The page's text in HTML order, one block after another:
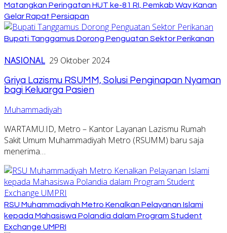
Matangkan Peringatan HUT ke-81 RI, Pemkab Way Kanan
Gelar Rapat Persiapan
Bupati Tanggamus Dorong Penguatan Sektor Perikanan
NASIONAL 29 Oktober 2024
Griya Lazismu RSUMM, Solusi Penginapan Nyaman
bagi Keluarga Pasien
Muhammadiyah
WARTAMU.ID, Metro – Kantor Layanan Lazismu Rumah
Sakit Umum Muhammadiyah Metro (RSUMM) baru saja
menerima…
RSU Muhammadiyah Metro Kenalkan Pelayanan Islami
kepada Mahasiswa Polandia dalam Program Student
Exchange UMPRI